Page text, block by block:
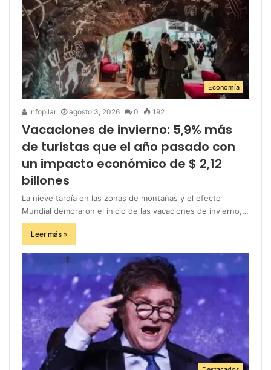
Economía
infopilar agosto 3, 2026 0 192
Vacaciones de invierno: 5,9% más
de turistas que el año pasado con
un impacto económico de $ 2,12
billones
La nieve tardía en las zonas de montañas y el efecto
Mundial demoraron el inicio de las vacaciones de invierno,…
Leer más »